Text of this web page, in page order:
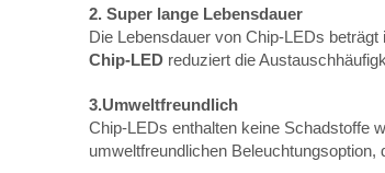
2. Super lange Lebensdauer
Die Lebensdauer von Chip-LEDs
Chip-LEDreduziert die
3.Umweltfreundlich
Chip-LEDs enthalten keine Schadstoffe
umweltfreundlichen